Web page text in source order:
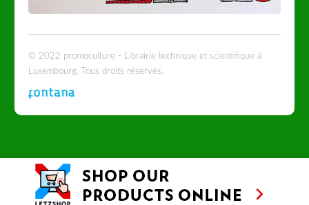
© 2022 promoculture - Librairie technique et scientifique à
Luxembourg. Tous droits réservés.